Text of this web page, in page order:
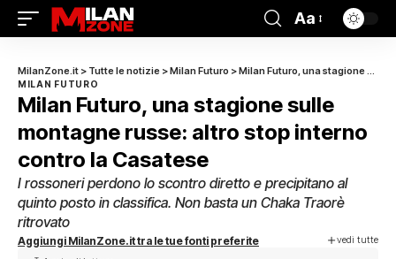
Aa
MilanZone.it > Tutte le notizie >Milan Futuro >Milan Futuro, una stagione sulle montagne russe: altro stop interno contro la Casatese
MILAN FUTURO
Milan Futuro, una stagione sulle
montagne russe: altro stop interno
contro la Casatese
I rossoneri perdono lo scontro diretto e precipitano al
quinto posto in classifica. Non basta un Chaka Traorè
ritrovato
Aggiungi MilanZone.it tra le tue fonti preferite vedi tutte